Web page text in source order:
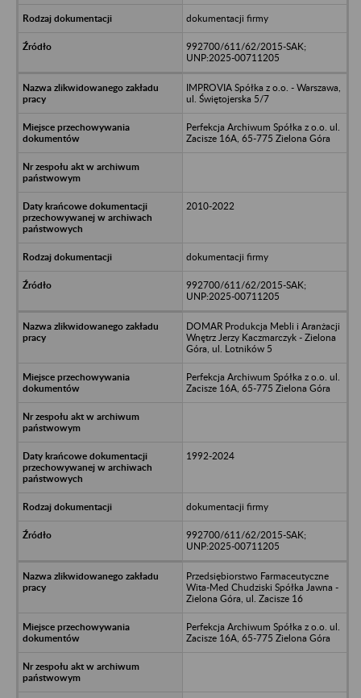
dokumentacji firmy
992700/611/62/2015-SAK;
UNP:2025-00711205
IMPROVIA Spółka z o.o. - Warszawa,
ul. Świętojerska 5/7
Perfekcja Archiwum Spółka z o.o. ul.
Zacisze 16A, 65-775 Zielona Góra
2010-2022
dokumentacji firmy
992700/611/62/2015-SAK;
UNP:2025-00711205
DOMAR Produkcja Mebli i Aranżacji
Wnętrz Jerzy Kaczmarczyk - Zielona
Góra, ul. Lotników 5
Perfekcja Archiwum Spółka z o.o. ul.
Zacisze 16A, 65-775 Zielona Góra
1992-2024
dokumentacji firmy
992700/611/62/2015-SAK;
UNP:2025-00711205
Przedsiębiorstwo Farmaceutyczne
Wita-Med Chudziski Spółka Jawna -
Zielona Góra, ul. Zacisze 16
Perfekcja Archiwum Spółka z o.o. ul.
Zacisze 16A, 65-775 Zielona Góra